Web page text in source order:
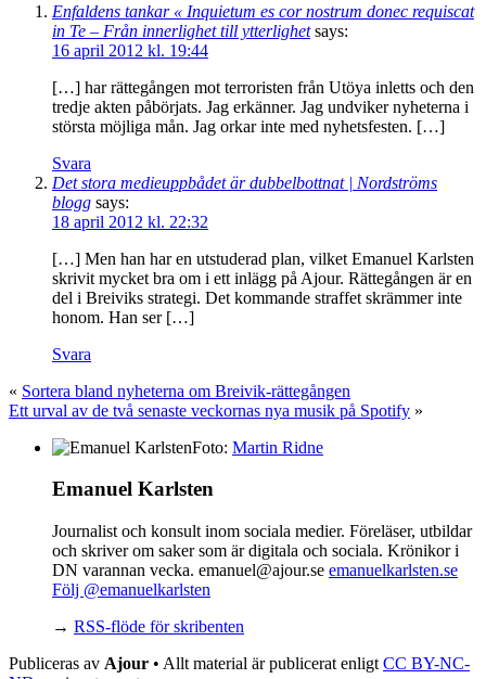
Enfaldens tankar « Inquietum es cor nostrum donec requiscat
in Te – Från innerlighet till ytterlighet says:
16 april 2012 kl. 19:44
[…] har rättegången mot terroristen från Utöya inletts och den
tredje akten påbörjats. Jag erkänner. Jag undviker nyheterna i
största möjliga mån. Jag orkar inte med nyhetsfesten. […]
Svara
Det stora medieuppbådet är dubbelbottnat | Nordströms
blogg says:
18 april 2012 kl. 22:32
[…] Men han har en utstuderad plan, vilket Emanuel Karlsten
skrivit mycket bra om i ett inlägg på Ajour. Rättegången är en
del i Breiviks strategi. Det kommande straffet skrämmer inte
honom. Han ser […]
Svara
« Sortera bland nyheterna om Breivik-rättegången
Ett urval av de två senaste veckornas nya musik på Spotify »
Foto: Martin Ridne
Emanuel Karlsten
Journalist och konsult inom sociala medier. Föreläser, utbildar
och skriver om saker som är digitala och sociala. Krönikor i
DN varannan vecka. emanuel@ajour.se emanuelkarlsten.se
Följ @emanuelkarlsten
→ RSS-flöde för skribenten
Publiceras av Ajour • Allt material är publicerat enligt CC BY-NC-